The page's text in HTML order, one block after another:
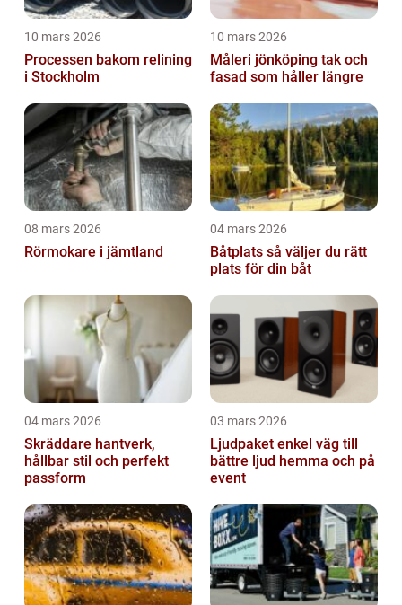
10 mars 2026
Processen bakom relining
i Stockholm
10 mars 2026
Måleri jönköping tak och
fasad som håller längre
08 mars 2026
Rörmokare i jämtland
04 mars 2026
Båtplats så väljer du rätt
plats för din båt
04 mars 2026
Skräddare hantverk,
hållbar stil och perfekt
passform
03 mars 2026
Ljudpaket enkel väg till
bättre ljud hemma och på
event